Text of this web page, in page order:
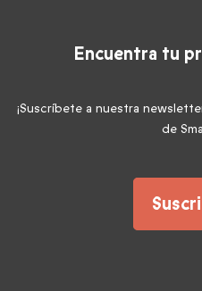
Encuentra tu
¡Suscríbete a nuestra
de